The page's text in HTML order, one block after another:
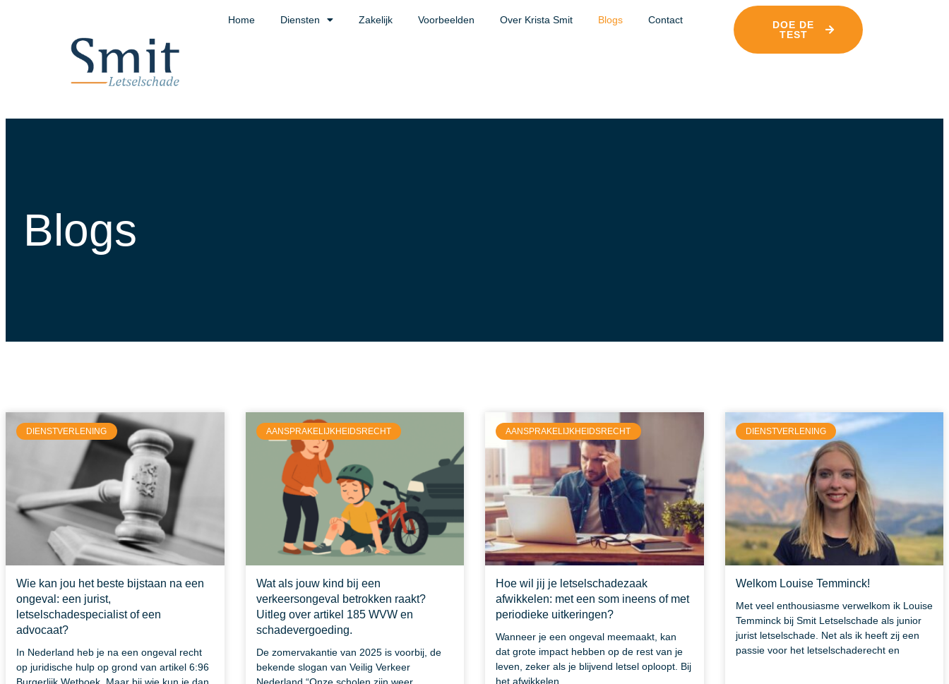
Home Diensten Zakelijk Voorbeelden Over Krista Smit Blogs Contact
DOE DE
TEST
Blogs
DIENSTVERLENING
Wie kan jou het beste bijstaan na een
ongeval: een jurist,
letselschadespecialist of een
advocaat?
In Nederland heb je na een ongeval recht
op juridische hulp op grond van artikel 6:96
Burgerlijk Wetboek. Maar bij wie kun je dan
AANSPRAKELIJKHEIDSRECHT
Wat als jouw kind bij een
verkeersongeval betrokken raakt?
Uitleg over artikel 185 WVW en
schadevergoeding.
De zomervakantie van 2025 is voorbij, de
bekende slogan van Veilig Verkeer
Nederland “Onze scholen zijn weer
AANSPRAKELIJKHEIDSRECHT
Hoe wil jij je letselschadezaak
afwikkelen: met een som ineens of met
periodieke uitkeringen?
Wanneer je een ongeval meemaakt, kan
dat grote impact hebben op de rest van je
leven, zeker als je blijvend letsel oploopt. Bij
het afwikkelen
DIENSTVERLENING
Welkom Louise Temminck!
Met veel enthousiasme verwelkom ik Louise
Temminck bij Smit Letselschade als junior
jurist letselschade. Net als ik heeft zij een
passie voor het letselschaderecht en